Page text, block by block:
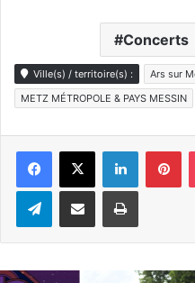
Concerts
Ville(s) / territoire(s) : Ars sur
METZ MÉTROPOLE & PAYS MESSIN
Linkedin
TelegramPartager par e-mail Imprimer